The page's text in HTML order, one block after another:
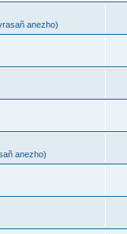
anezho)
anezho)